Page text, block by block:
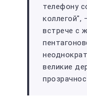
телефону
коллегой",
встрече с
великие